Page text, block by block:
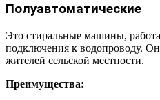
Полуавтоматические
Это стиральные машины,
подключения к водопроводу.
жителей сельской местности.
Преимущества: